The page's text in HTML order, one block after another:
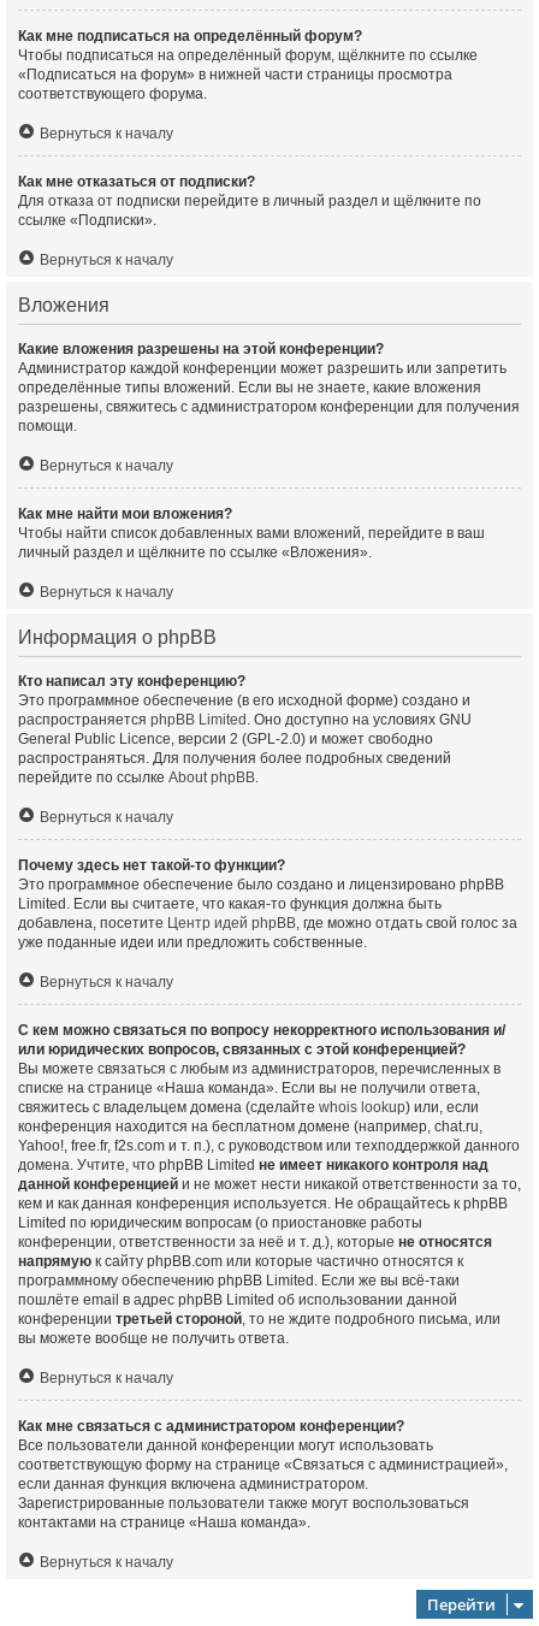
Как мне подписаться на определённый форум?
Чтобы подписаться на определённый форум, щёлкните по ссылке
«Подписаться на форум» в нижней части страницы просмотра
соответствующего форума.
Вернуться к началу
Как мне отказаться от подписки?
Для отказа от подписки перейдите в личный раздел и щёлкните по
ссылке «Подписки».
Вернуться к началу
Вложения
Какие вложения разрешены на этой конференции?
Администратор каждой конференции может разрешить или запретить
определённые типы вложений. Если вы не знаете, какие вложения
разрешены, свяжитесь с администратором конференции для получения
помощи.
Вернуться к началу
Как мне найти мои вложения?
Чтобы найти список добавленных вами вложений, перейдите в ваш
личный раздел и щёлкните по ссылке «Вложения».
Вернуться к началу
Информация о phpBB
Кто написал эту конференцию?
Это программное обеспечение (в его исходной форме) создано и
распространяется phpBB Limited . Оно доступно на условиях GNU
General Public Licence, версии 2 (GPL-2.0) и может свободно
распространяться. Для получения более подробных сведений
перейдите по ссылке About phpBB.
Вернуться к началу
Почему здесь нет такой-то функции?
Это программное обеспечение было создано и лицензировано phpBB
Limited. Если вы считаете, что какая-то функция должна быть
добавлена, посетите Центр идей phpBB, где можно отдать свой голос за
уже поданные идеи или предложить собственные.
Вернуться к началу
С кем можно связаться по вопросу некорректного использования и/
или юридических вопросов, связанных с этой конференцией?
Вы можете связаться с любым из администраторов, перечисленных в
списке на странице «Наша команда». Если вы не получили ответа,
свяжитесь с владельцем домена (сделайте whois lookup) или, если
конференция находится на бесплатном домене (например, chat.ru,
Yahoo!, free.fr, f2s.com и т. п.), с руководством или техподдержкой данного
домена. Учтите, что phpBB Limited не имеет никакого контроля над
данной конференцией и не может нести никакой ответственности за то,
кем и как данная конференция используется. Не обращайтесь к phpBB
Limited по юридическим вопросам (о приостановке работы
конференции, ответственности за неё и т. д.), которые не относятся
напрямую к сайту phpBB.com или которые частично относятся к
программному обеспечению phpBB Limited. Если же вы всё-таки
пошлёте email в адрес phpBB Limited об использовании данной
конференции третьей стороной, то не ждите подробного письма, или
вы можете вообще не получить ответа.
Вернуться к началу
Как мне связаться с администратором конференции?
Все пользователи данной конференции могут использовать
соответствующую форму на странице «Связаться с администрацией»,
если данная функция включена администратором.
Зарегистрированные пользователи также могут воспользоваться
контактами на странице «Наша команда».
Вернуться к началу
Перейти